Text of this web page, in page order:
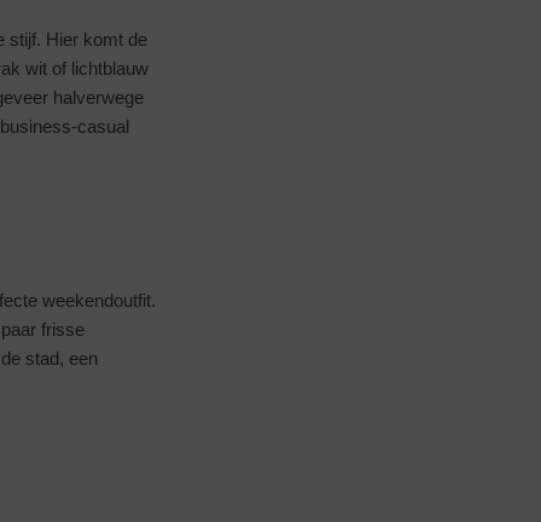
stijf. Hier komt de
wit of lichtblauw
halverwege
casual
weekendoutfit.
frisse
stad, een